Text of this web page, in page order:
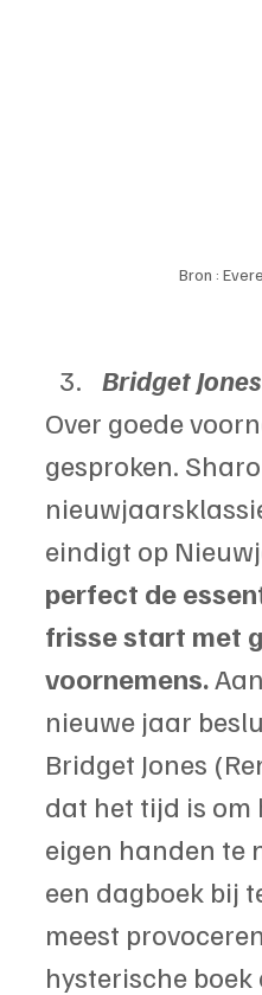
Bron :
Bridget
Over goede
gesproken.
eindigt op
perfect de
frisse start met
voornemens.
nieuwe jaar
Bridget Jones
dat het tijd is om
eigen handen te
een dagboek bij
meest
hysterische